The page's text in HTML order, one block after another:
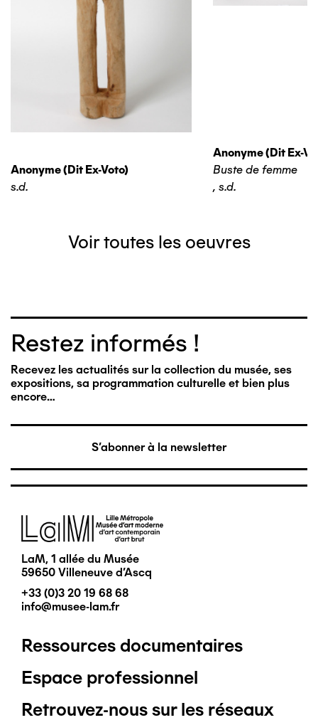
Anonyme (dit Ex-Voto)
s.d.
Anonyme (dit Ex-
Buste de femme
, s.d.
Voir toutes les oeuvres
Restez informés !
Recevez les actualités sur la collection du musée, ses
expositions, sa programmation culturelle et bien plus
encore…
S'abonner à la newsletter
Image
LaM, 1 allée du Musée
59650 Villeneuve d'Ascq
+33 (0)3 20 19 68 68
info@musee-lam.fr
Pied
de
Ressources documentaires
Espace professionnel
Retrouvez-nous sur les réseaux